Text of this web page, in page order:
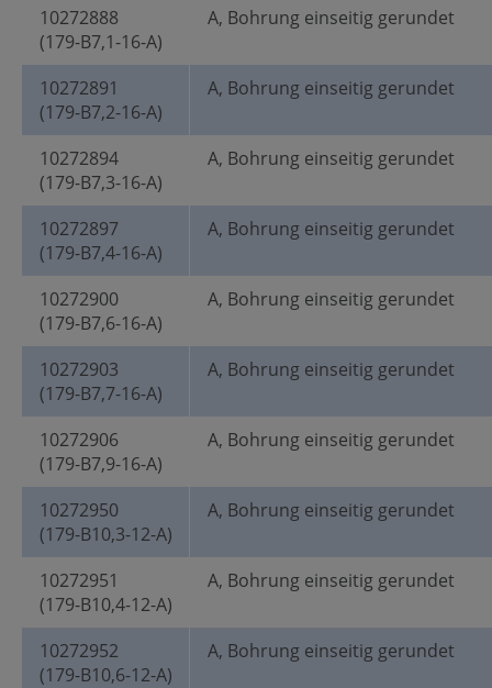
10272888
(179-B7,1-16-A)
A, Bohrung einseitig gerundet
10272891
(179-B7,2-16-A)
A, Bohrung einseitig gerundet
10272894
(179-B7,3-16-A)
A, Bohrung einseitig gerundet
10272897
(179-B7,4-16-A)
A, Bohrung einseitig gerundet
10272900
(179-B7,6-16-A)
A, Bohrung einseitig gerundet
10272903
(179-B7,7-16-A)
A, Bohrung einseitig gerundet
10272906
(179-B7,9-16-A)
A, Bohrung einseitig gerundet
10272950
(179-B10,3-12-A)
A, Bohrung einseitig gerundet
10272951
(179-B10,4-12-A)
A, Bohrung einseitig gerundet
10272952
(179-B10,6-12-A)
A, Bohrung einseitig gerundet